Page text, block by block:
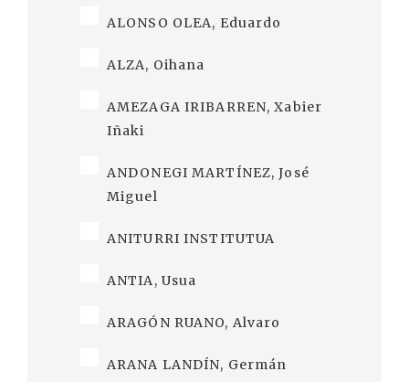
ALONSO OLEA, Eduardo
ALZA, Oihana
AMEZAGA IRIBARREN, Xabier
Iñaki
ANDONEGI MARTÍNEZ, José
Miguel
ANITURRI INSTITUTUA
ANTIA, Usua
ARAGÓN RUANO, Alvaro
ARANA LANDÍN, Germán